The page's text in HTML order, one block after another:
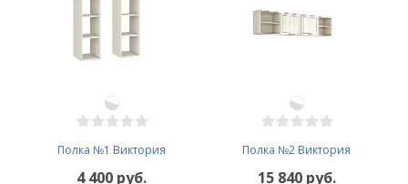
Полка №1 Виктория
4 400 руб.
Полка №2 Виктория
15 840 руб.